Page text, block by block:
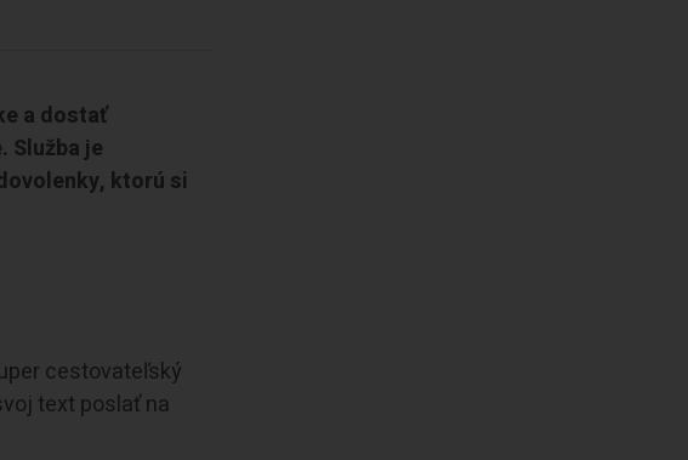
a dostať
Služba je
ktorú si
cestovateľský
text poslať na